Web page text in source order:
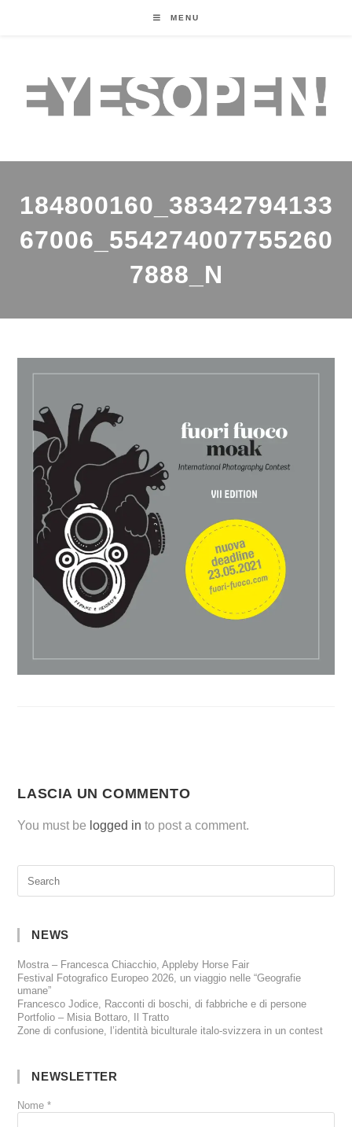
MENU
184800160_38342794133
67006_554274007755260
7888_N
LASCIA UN COMMENTO
You must be logged in to post a comment.
NEWS
Mostra – Francesca Chiacchio, Appleby Horse Fair
Festival Fotografico Europeo 2026, un viaggio nelle “Geografie
umane”
Francesco Jodice, Racconti di boschi, di fabbriche e di persone
Portfolio – Misia Bottaro, Il Tratto
Zone di confusione, l’identità biculturale italo-svizzera in un contest
NEWSLETTER
Nome*